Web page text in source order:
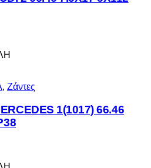
, Ζάντες
1(1017) 66.46